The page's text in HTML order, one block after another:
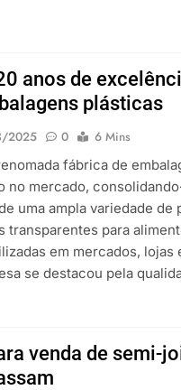
anos de
plásticas
2025 0
6 Mins
fábrica de
no mercado,
uma ampla variedade de
transparentes para
em mercados,
se destacou pela
venda de semi-